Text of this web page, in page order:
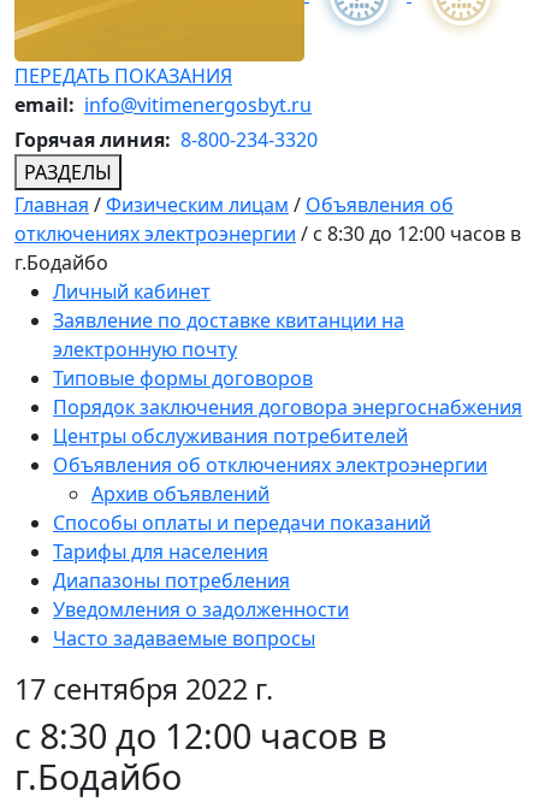
ПЕРЕДАТЬ ПОКАЗАНИЯ
email: info@vitimenergosbyt.ru
Горячая линия: 8-800-234-3320
РАЗДЕЛЫ
Главная /Физическим лицам / Объявления об
отключениях электроэнергии / с 8:30 до 12:00 часов в
г.Бодайбо
Личный кабинет
Заявление по доставке квитанции на
электронную почту
Типовые формы договоров
Порядок заключения договора энергоснабжения
Центры обслуживания потребителей
Объявления об отключениях электроэнергии
Архив объявлений
Способы оплаты и передачи показаний
Тарифы для населения
Диапазоны потребления
Уведомления о задолженности
Часто задаваемые вопросы
17 сентября 2022 г.
с 8:30 до 12:00 часов в
г.Бодайбо